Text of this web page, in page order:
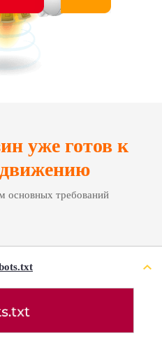
уже готов к
основных требований